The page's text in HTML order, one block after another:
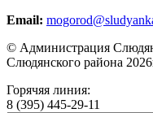
Email:
© Администрация
Слюдянского района
Горячяя линия:
8 (395) 445-29-11